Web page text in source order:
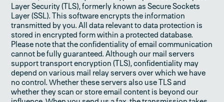
Layer Security (TLS), formerly known as Secure Sockets
Layer (SSL). This software encrypts the information
transmitted by you. All data relevant to data protection is
stored in encrypted form within a protected database.
Please note that the confidentiality of email communication
cannot be fully guaranteed. Although our mail servers
support transport encryption (TLS), confidentiality may
depend on various mail relay servers over which we have
no control. Whether these servers also use TLS and
whether they scan or store email content is beyond our